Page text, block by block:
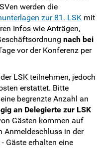
werden die
zur 81. LSK mit
Infos wie Anträgen,
nach bei
vor der Konferenz per
LSK teilnehmen, jedoch
erstattet. Bitte
begrenzte Anzahl an
an Delegierte zur LSK
Gästen kommen auf
Anmeldeschluss in der
Gäste erhalten eine